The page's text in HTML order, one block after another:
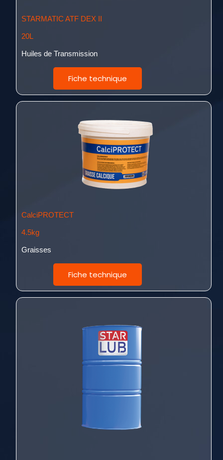
STARMATIC ATF DEX II
20L
Huiles de Transmission
Fiche technique
CalciPROTECT
4.5kg
Graisses
Fiche technique